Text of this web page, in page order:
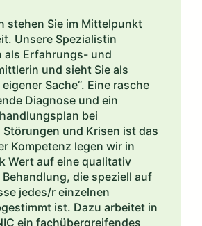
stehen Sie im Mittelpunkt
Unsere Spezialistin
als Erfahrungs- und
und sieht Sie als
Sache“. Eine rasche
Diagnose und ein
bei
und Krisen ist das
Kompetenz legen wir in
Wert auf eine qualitativ
die speziell auf
jedes/r einzelnen
ist. Dazu arbeitet in
ein fachübergreifendes